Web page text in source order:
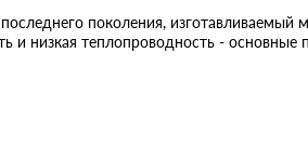
поколения, изготавливаемый
и низкая теплопроводность -